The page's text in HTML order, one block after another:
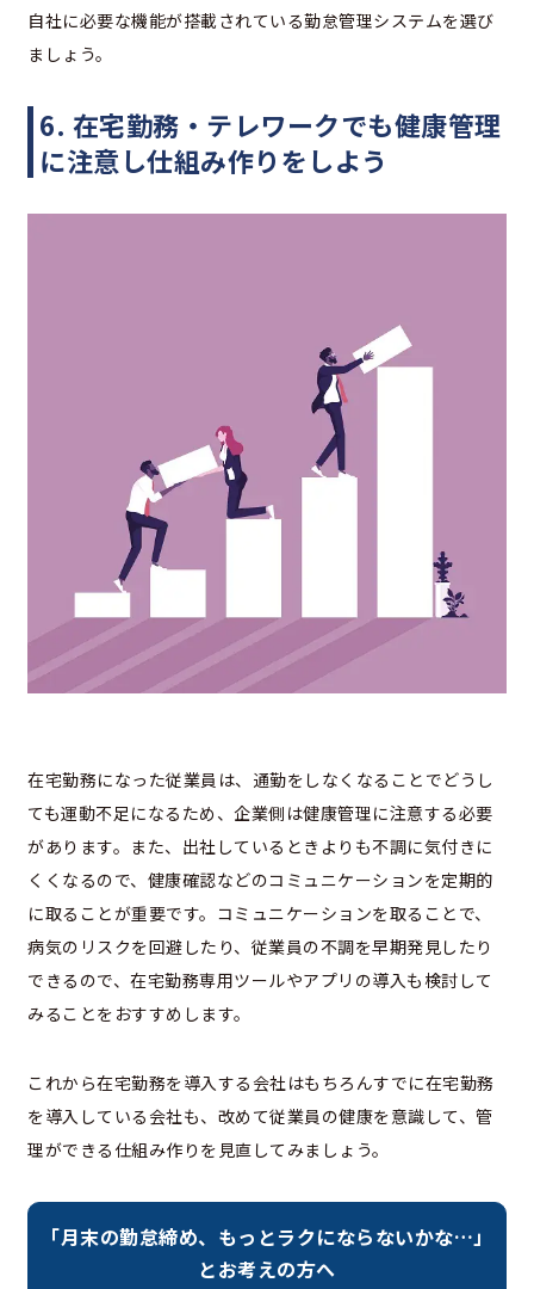
自社に必要な機能が搭載されている勤怠管理システムを選び
ましょう。
6. 在宅勤務・テレワークでも健康管理
に注意し仕組み作りをしよう
在宅勤務になった従業員は、通勤をしなくなることでどうし
ても運動不足になるため、企業側は健康管理に注意する必要
があります。また、出社しているときよりも不調に気付きに
くくなるので、健康確認などのコミュニケーションを定期的
に取ることが重要です。コミュニケーションを取ることで、
病気のリスクを回避したり、従業員の不調を早期発見したり
できるので、在宅勤務専用ツールやアプリの導入も検討して
みることをおすすめします。
これから在宅勤務を導入する会社はもちろんすでに在宅勤務
を導入している会社も、改めて従業員の健康を意識して、管
理ができる仕組み作りを見直してみましょう。
「月末の勤怠締め、もっとラクにならないかな…」
とお考えの方へ